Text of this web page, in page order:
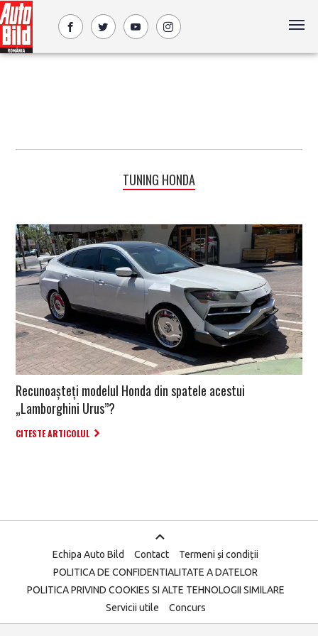
TUNING HONDA
Recunoașteți modelul Honda din spatele acestui
„Lamborghini Urus”?
CITESTE ARTICOLUL
Echipa Auto Bild Contact
Termeni și condiții
POLITICA DE CONFIDENTIALITATE A DATELOR
POLITICA PRIVIND COOKIES SI ALTE TEHNOLOGII SIMILARE
Servicii utile
Concurs